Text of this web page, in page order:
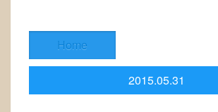
Home
2015.05.31